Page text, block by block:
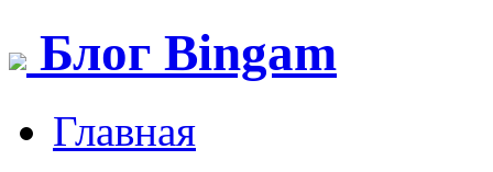
Блог Bingam
Главная